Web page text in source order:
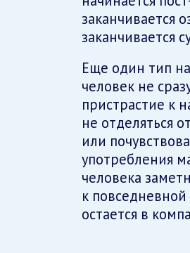
заканчивается
заканчивается
Еще один тип
человек не
пристрастие к
не отделяться
или
употребления
человека
к
остается в